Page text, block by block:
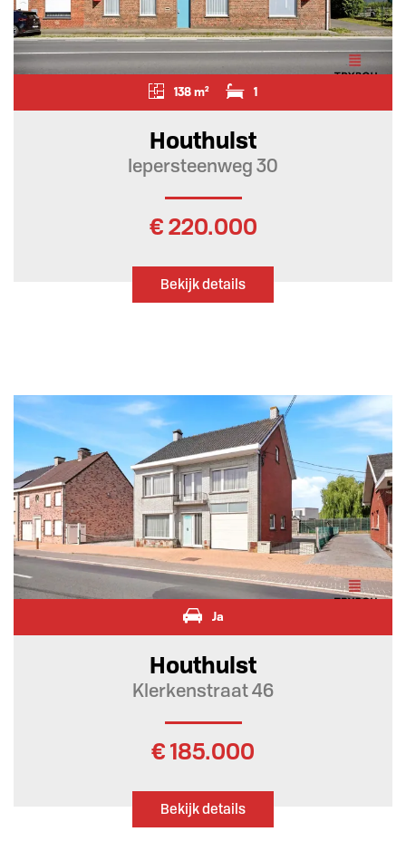
138 m² 1
Houthulst
Iepersteenweg 30
€ 220.000
Bekijk details
Ja
Houthulst
Klerkenstraat 46
€ 185.000
Bekijk details